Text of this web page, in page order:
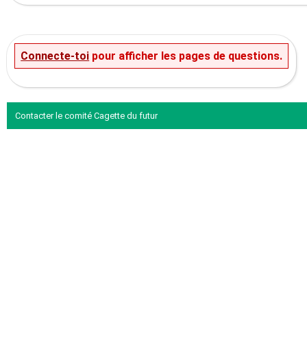
Connecte-toi pour afficher les pages de questions.
Contacter le comité Cagette du futur